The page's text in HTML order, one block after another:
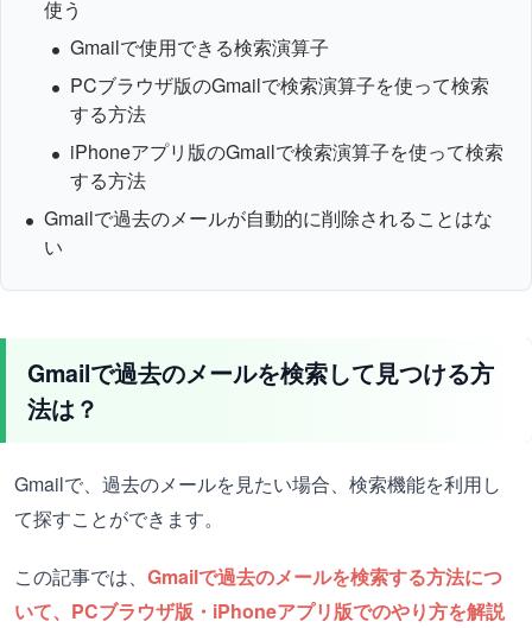
使う
Gmailで使用できる検索演算子
PCブラウザ版のGmailで検索演算子を使って検索
する方法
iPhoneアプリ版のGmailで検索演算子を使って検索
する方法
Gmailで過去のメールが自動的に削除されることはな
い
Gmailで過去のメールを検索して見つける方
法は？
Gmailで、過去のメールを見たい場合、検索機能を利用し
て探すことができます。
この記事では、 Gmailで過去のメールを検索する方法につ
いて、PCブラウザ版・iPhoneアプリ版でのやり方を解説